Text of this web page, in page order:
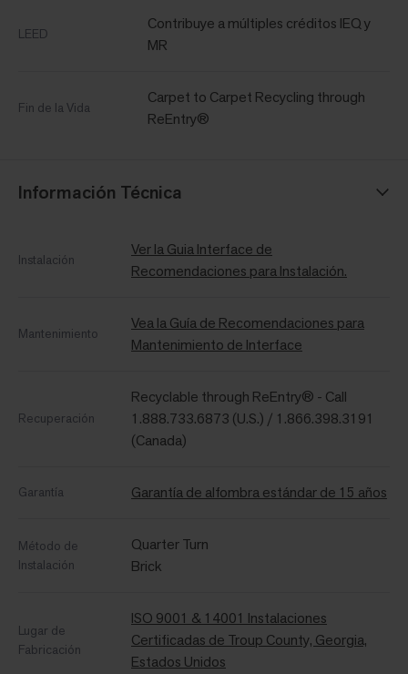
LEED
Contribuye a múltiples créditos IEQ y
MR
Fin de la Vida
Carpet to Carpet Recycling through
ReEntry®
Información Técnica
Instalación
Ver la Guia Interface de
Recomendaciones para Instalación.
Mantenimiento
Vea la Guía de Recomendaciones para
Mantenimiento de Interface
Recuperación
Recyclable through ReEntry® - Call
1.888.733.6873 (U.S.) / 1.866.398.3191
(Canada)
Garantía Garantía de alfombra estándar de 15 años
Método de
Instalación
Quarter Turn
Brick
Lugar de
Fabricación
ISO 9001 & 14001 Instalaciones
Certificadas de Troup County, Georgia,
Estados Unidos